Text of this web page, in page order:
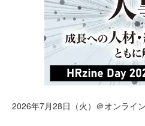
2026年7月28日（火）＠オンライン